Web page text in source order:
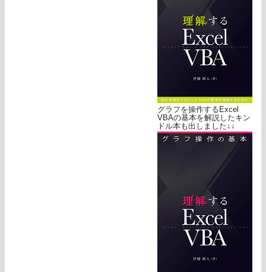
グラフを操作するExcel
VBAの基本を解説したキン
ドル本も出しました↓↓